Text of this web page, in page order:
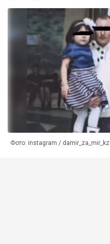
Фото: instagram / damir_za_mir_kz